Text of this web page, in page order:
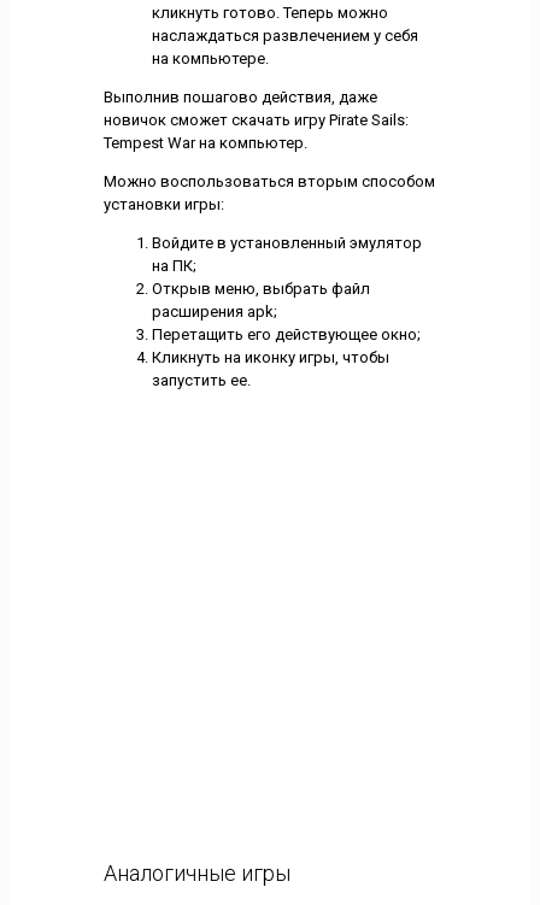
кликнуть готово. Теперь можно
наслаждаться развлечением у себя
на компьютере.
Выполнив пошагово действия, даже
новичок сможет скачать игру Pirate Sails:
Tempest War на компьютер.
Можно воспользоваться вторым способом
установки игры:
Войдите в установленный эмулятор
на ПК;
Открыв меню, выбрать файл
расширения apk;
Перетащить его действующее окно;
Кликнуть на иконку игры, чтобы
запустить ее.
Аналогичные игры